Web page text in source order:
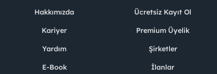
Hakkımızda
Kariyer
Yardım
E-Book
Ücretsiz Kayıt Ol
Premium Üyelik
Şirketler
İlanlar